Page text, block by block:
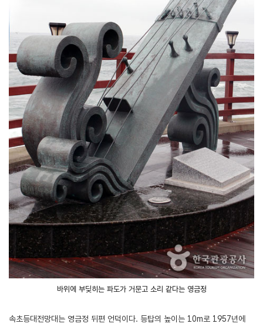
바위에 부딪히는 파도가 거문고 소리 같다는 영금정
속초등대전망대는 영금정 뒤편 언덕이다. 등탑의 높이는 10m로 1957년에